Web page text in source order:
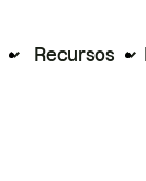
Recursos